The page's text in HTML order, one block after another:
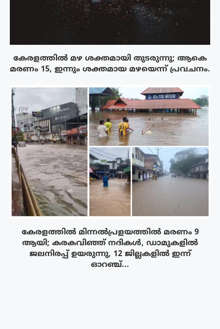
കേരളത്തിൽ മഴ ശക്തമായി തുടരുന്നു; ആകെ
മരണം 15, ഇന്നും ശക്തമായ മഴയെന്ന് പ്രവചനം.
കേരളത്തിൽ മിന്നൽപ്രളയത്തിൽ മരണം 9
ആയി; കരകവിഞ്ഞ് നദികൾ, ഡാമുകളിൽ
ജലനിരപ്പ് ഉയരുന്നു, 12 ജില്ലകളിൽ ഇന്ന്
ഓറഞ്ച്...